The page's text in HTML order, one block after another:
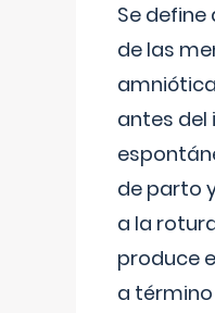
Se define
de las
antes del
de parto
a la
produce
a